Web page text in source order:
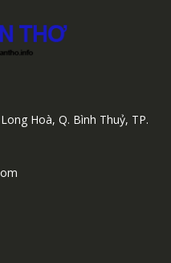
Hoà, Q. Bình Thuỷ, TP.